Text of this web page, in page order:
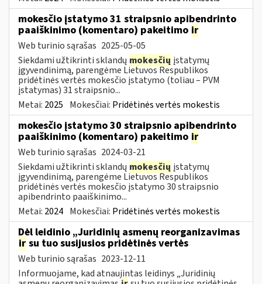
mokesčio įstatymo 31 straipsnio apibendrinto
paaiškinimo (komentaro) pakeitimo ir
Web turinio sąrašas 2025-05-05
Siekdami užtikrinti sklandų mokesčių įstatymų
įgyvendinimą, parengėme Lietuvos Respublikos
pridėtinės vertės mokesčio įstatymo (toliau – PVM
įstatymas) 31 straipsnio...
Metai: 2025 Mokesčiai: Pridėtinės vertės mokestis
mokesčio įstatymo 30 straipsnio apibendrinto
paaiškinimo (komentaro) pakeitimo ir
Web turinio sąrašas 2024-03-21
Siekdami užtikrinti sklandų mokesčių įstatymų
įgyvendinimą, parengėme Lietuvos Respublikos
pridėtinės vertės mokesčio įstatymo 30 straipsnio
apibendrinto paaiškinimo...
Metai: 2024 Mokesčiai: Pridėtinės vertės mokestis
Dėl leidinio „Juridinių asmenų reorganizavimas
ir su tuo susijusios pridėtinės vertės
Web turinio sąrašas 2023-12-11
Informuojame, kad atnaujintas leidinys „Juridinių